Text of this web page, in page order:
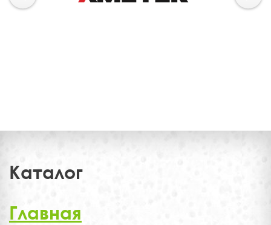
Каталог
Главная